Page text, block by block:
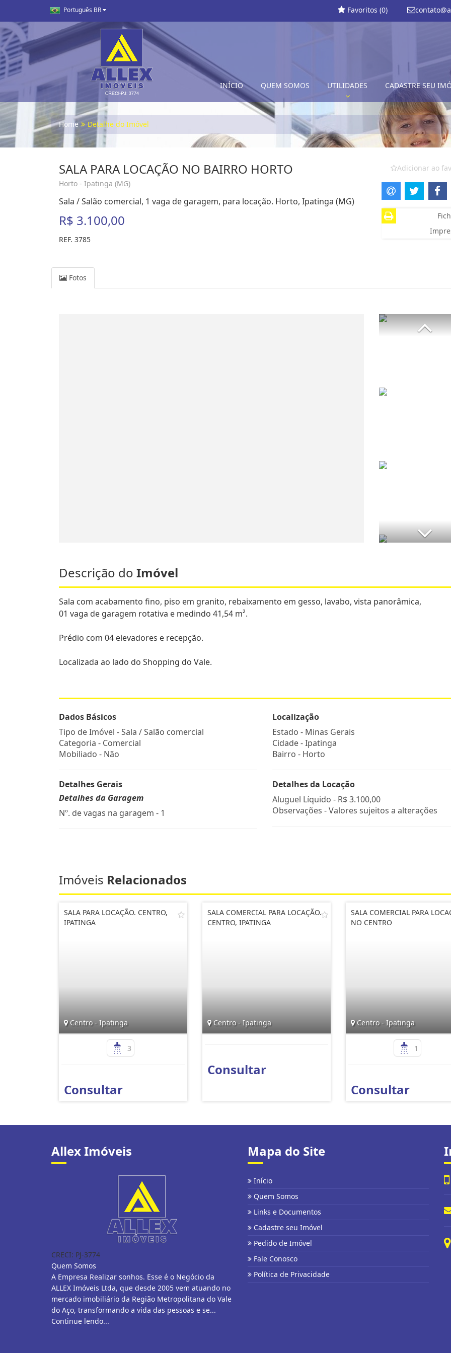
Português BR Favoritos (0)
INÍCIO QUEM SOMOS UTILIDADES CADASTRE SEU
Home Detalhe do Imóvel
SALA PARA LOCAÇÃO NO BAIRRO HORTO
Horto - Ipatinga (MG)
Sala / Salão comercial, 1 vaga de garagem, para locação. Horto, Ipatinga (MG)
R$ 3.100,00
REF. 3785
Adicionar ao
Fotos
Descrição do Imóvel
Sala com acabamento fino, piso em granito, rebaixamento em gesso, lavabo, vista panorâmica,
01 vaga de garagem rotativa e medindo 41,54 m².
Prédio com 04 elevadores e recepção.
Localizada ao lado do Shopping do Vale.
Dados Básicos
Tipo de Imóvel - Sala / Salão comercial
Categoria - Comercial
Mobiliado - Não
Detalhes Gerais
Detalhes da Garagem
Nº. de vagas na garagem - 1
Localização
Estado - Minas Gerais
Cidade -Ipatinga
Bairro - Horto
Detalhes da Locação
Aluguel Líquido - R$ 3.100,00
Observações - Valores sujeitos a alterações
Imóveis Relacionados
SALA PARA LOCAÇÃO. CENTRO,
IPATINGA
Centro - Ipatinga
3
Consultar
SALA COMERCIAL PARA LOCAÇÃO.
CENTRO, IPATINGA
Centro - Ipatinga
Consultar
SALA COMERCIAL PARA
NO CENTRO
Centro - Ipatinga
1
Consultar
Allex Imóveis
CRECI: PJ-3774
Quem Somos
A Empresa Realizar sonhos. Esse é o Negócio da
ALLEX Imóveis Ltda, que desde 2005 vem atuando no
mercado imobiliário da Região Metropolitana do Vale
do Aço, transformando a vida das pessoas e se...
Continue lendo...
Mapa do Site
Início
Quem Somos
Links e Documentos
Cadastre seu Imóvel
Pedido de Imóvel
Fale Conosco
Política de Privacidade